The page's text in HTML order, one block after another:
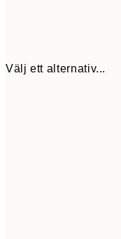
Välj ett alternativ...